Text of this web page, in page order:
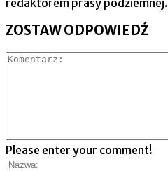
ZOSTAW ODPOWIEDŹ
Please enter your comment!